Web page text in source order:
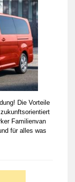
Die Vorteile
Familienvan
für alles was